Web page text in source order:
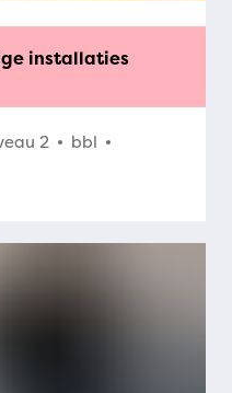
installaties
2
bbl